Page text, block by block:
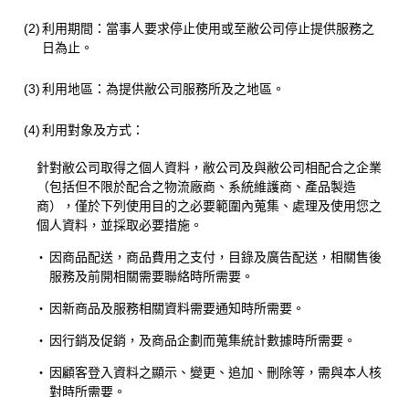
(2)利用期間：當事人要求停止使用或至敝公司停止提供服務之
日為止。
(3)利用地區：為提供敝公司服務所及之地區。
(4)利用對象及方式：
針對敝公司取得之個人資料，敝公司及與敝公司相配合之企業
（包括但不限於配合之物流廠商、系統維護商、產品製造
商），僅於下列使用目的之必要範圍內蒐集、處理及使用您之
個人資料，並採取必要措施。
・ 因商品配送，商品費用之支付，目錄及廣告配送，相關售後
服務及前開相關需要聯絡時所需要。
・ 因新商品及服務相關資料需要通知時所需要。
・ 因行銷及促銷，及商品企劃而蒐集統計數據時所需要。
・ 因顧客登入資料之顯示、變更、追加、刪除等，需與本人核
對時所需要。